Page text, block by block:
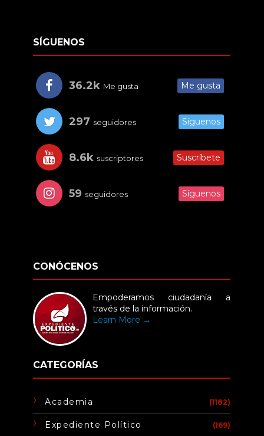
SÍGUENOS
36.2k Me gusta Me gusta
297 seguidores Síguenos
8.6k suscriptores Suscríbete
59 seguidores Síguenos
CONÓCENOS
Empoderamos ciudadanía a
través de la información.
Learn More →
CATEGORÍAS
Academia (1182)
Expediente Político (169)